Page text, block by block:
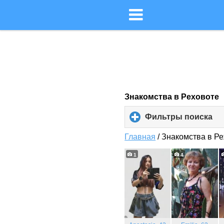
Знакомства в Реховоте
Фильтры поиска
to
Главная /Знакомства в
1 4